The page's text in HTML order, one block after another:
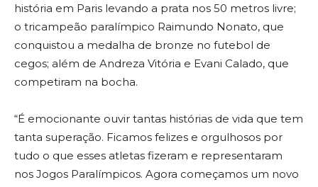
história em Paris levando a prata nos 50 metros livre;
o tricampeão paralímpico Raimundo Nonato, que
conquistou a medalha de bronze no futebol de
cegos; além de Andreza Vitória e Evani Calado, que
competiram na bocha.
“É emocionante ouvir tantas histórias de vida que tem
tanta superação. Ficamos felizes e orgulhosos por
tudo o que esses atletas fizeram e representaram
nos Jogos Paralímpicos. Agora começamos um novo